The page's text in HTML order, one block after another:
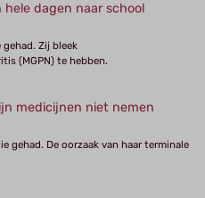
dagen naar school
Zij bleek
(MGPN) te hebben.
medicijnen niet nemen
gehad. De oorzaak van haar terminale